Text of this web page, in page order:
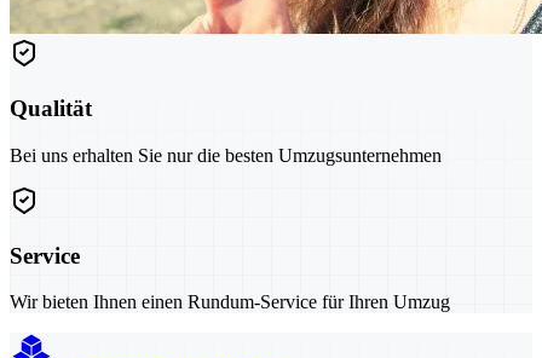
Qualität
Bei uns erhalten Sie nur die besten Umzugsunternehmen
Service
Wir bieten Ihnen einen Rundum-Service für Ihren Umzug